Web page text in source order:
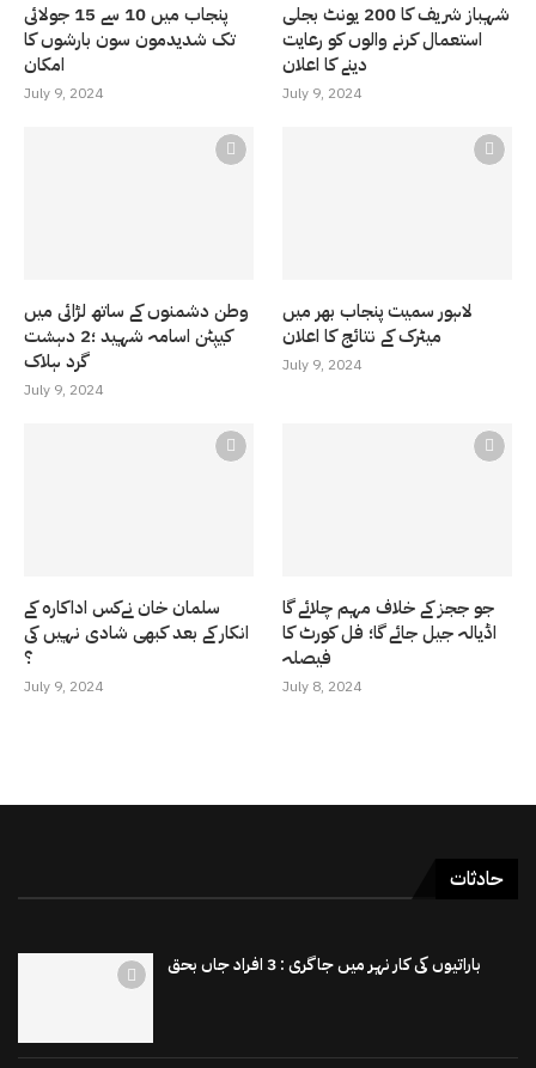
پنجاب میں 10 سے 15 جولائی
تک شدیدمون سون بارشوں کا
امکان
July 9, 2024
شہباز شریف کا 200 یونٹ بجلی
استعمال کرنے والوں کو رعایت
دینے کا اعلان
July 9, 2024
وطن دشمنوں کے ساتھ لڑائی میں
کیپٹن اسامہ شہید ؛2 دہشت
گرد ہلاک
July 9, 2024
لاہور سمیت پنجاب بھر میں
میٹرک کے نتائج کا اعلان
July 9, 2024
سلمان خان نےکس اداکارہ کے
انکار کے بعد کبھی شادی نہیں کی
؟
July 9, 2024
جو ججز کے خلاف مہم چلائے گا
اڈیالہ جیل جائے گا؛ فل کورٹ کا
فیصلہ
July 8, 2024
حادثات
باراتیوں کی کار نہر میں جاگری : 3 افراد جاں بحق